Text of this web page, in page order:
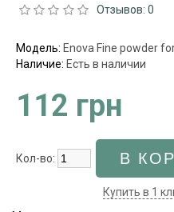
Отзывов: 0
Модель: Enova Fine powder
Наличие: Есть в наличии
112 грн
Кол-во:
Купить в 1